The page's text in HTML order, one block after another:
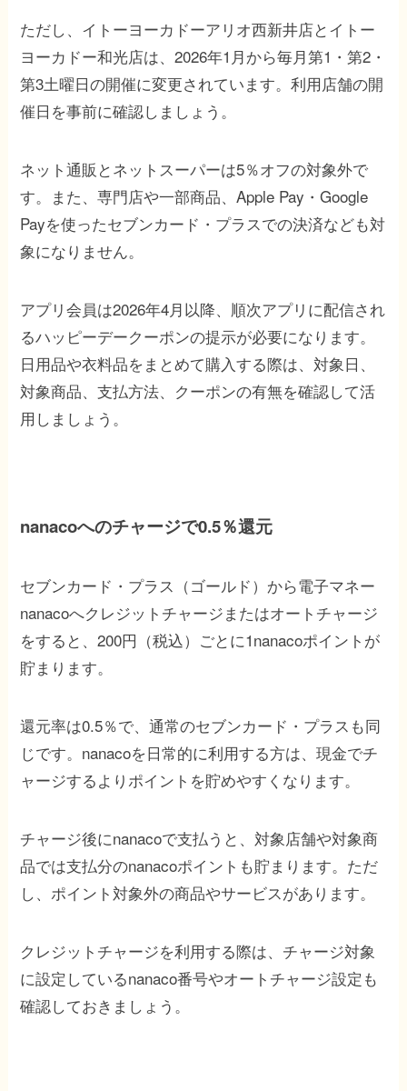
ただし、イトーヨーカドーアリオ西新井店とイトー
ヨーカドー和光店は、2026年1月から毎月第1・第2・
第3土曜日の開催に変更されています。利用店舗の開
催日を事前に確認しましょう。
ネット通販とネットスーパーは5％オフの対象外で
す。また、専門店や一部商品、Apple Pay・Google
Payを使ったセブンカード・プラスでの決済なども対
象になりません。
アプリ会員は2026年4月以降、順次アプリに配信され
るハッピーデークーポンの提示が必要になります。
日用品や衣料品をまとめて購入する際は、対象日、
対象商品、支払方法、クーポンの有無を確認して活
用しましょう。
nanacoへのチャージで0.5％還元
セブンカード・プラス（ゴールド）から電子マネー
nanacoへクレジットチャージまたはオートチャージ
をすると、200円（税込）ごとに1nanacoポイントが
貯まります。
還元率は0.5％で、通常のセブンカード・プラスも同
じです。nanacoを日常的に利用する方は、現金でチ
ャージするよりポイントを貯めやすくなります。
チャージ後にnanacoで支払うと、対象店舗や対象商
品では支払分のnanacoポイントも貯まります。ただ
し、ポイント対象外の商品やサービスがあります。
クレジットチャージを利用する際は、チャージ対象
に設定しているnanaco番号やオートチャージ設定も
確認しておきましょう。